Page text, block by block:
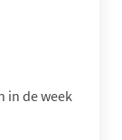
in de week